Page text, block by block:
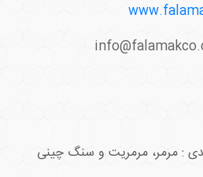
: مرمر، مرمریت و سنگ چینی